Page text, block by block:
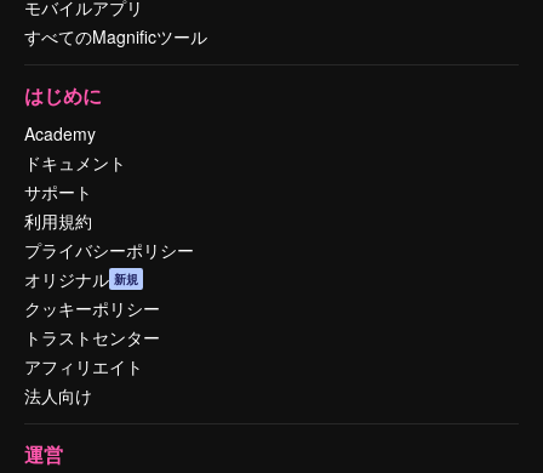
モバイルアプリ
すべてのMagnificツール
はじめに
Academy
ドキュメント
サポート
利用規約
プライバシーポリシー
オリジナル 新規
クッキーポリシー
トラストセンター
アフィリエイト
法人向け
運営